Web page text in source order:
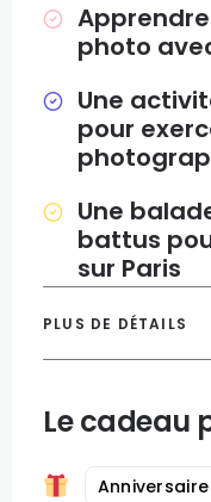
photo
Une
pour
Une
battus
sur Paris
PLUS DE DÉTAILS
Le cadeau